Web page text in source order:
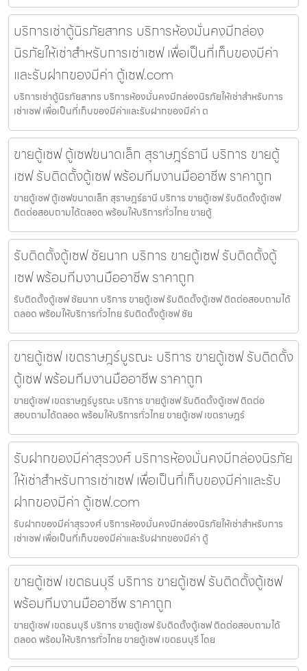
บริการเช่าตู้นิรภัยสาทร บริการห้องมั่นคงมีกล่อง
นิรภัยให้เช่าสำหรับการเช่าเซฟ เพื่อเป็นที่เก็บของมีค่า
และรับฝากของมีค่า ตู้เซฟ.com
บริการเช่าตู้นิรภัยสาทร บริการห้องมั่นคงมีกล่องนิรภัยให้เช่าสำหรับการ
เช่าเซฟ เพื่อเป็นที่เก็บของมีค่าและรับฝากของมีค่า ต
ขายตู้เซฟ ตู้เซฟขนาดเล็ก สุราษฎร์ธานี บริการ ขายตู้
เซฟ รับติดตั้งตู้เซฟ พร้อมทีมงานมืออาชีพ ราคาถูก
ขายตู้เซฟ ตู้เซฟขนาดเล็ก สุราษฎร์ธานี บริการ ขายตู้เซฟ รับติดตั้งตู้เซฟ
ติดต่อสอบถามได้ตลอด พร้อมให้บริการทั่วไทย ขายตู้
รับติดตั้งตู้เซฟ ชัยนาท บริการ ขายตู้เซฟ รับติดตั้งตู้
เซฟ พร้อมทีมงานมืออาชีพ ราคาถูก
รับติดตั้งตู้เซฟ ชัยนาท บริการ ขายตู้เซฟ รับติดตั้งตู้เซฟ ติดต่อสอบถามได้
ตลอด พร้อมให้บริการทั่วไทย รับติดตั้งตู้เซฟ ชัย
ขายตู้เซฟ เขตราษฎร์บูรณะ บริการ ขายตู้เซฟ รับติดตั้ง
ตู้เซฟ พร้อมทีมงานมืออาชีพ ราคาถูก
ขายตู้เซฟ เขตราษฎร์บูรณะ บริการ ขายตู้เซฟ รับติดตั้งตู้เซฟ ติดต่อ
สอบถามได้ตลอด พร้อมให้บริการทั่วไทย ขายตู้เซฟ เขตราษฎร์
รับฝากของมีค่าสุรวงศ์ บริการห้องมั่นคงมีกล่องนิรภัย
ให้เช่าสำหรับการเช่าเซฟ เพื่อเป็นที่เก็บของมีค่าและรับ
ฝากของมีค่า ตู้เซฟ.com
รับฝากของมีค่าสุรวงศ์ บริการห้องมั่นคงมีกล่องนิรภัยให้เช่าสำหรับการ
เช่าเซฟ เพื่อเป็นที่เก็บของมีค่าและรับฝากของมีค่า ตู้
ขายตู้เซฟ เขตธนบุรี บริการ ขายตู้เซฟ รับติดตั้งตู้เซฟ
พร้อมทีมงานมืออาชีพ ราคาถูก
ขายตู้เซฟ เขตธนบุรี บริการ ขายตู้เซฟ รับติดตั้งตู้เซฟ ติดต่อสอบถามได้
ตลอด พร้อมให้บริการทั่วไทย ขายตู้เซฟ เขตธนบุรี โดย